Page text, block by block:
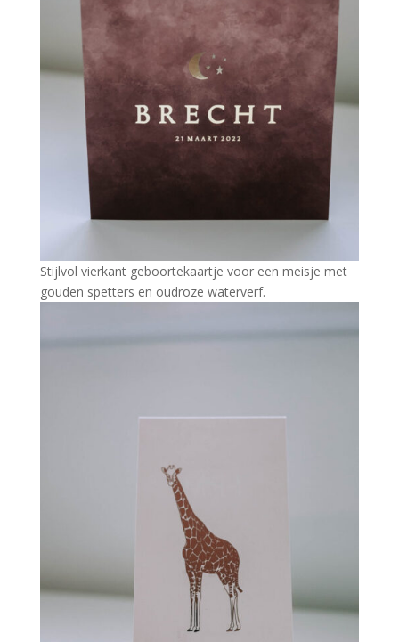
Stijlvol vierkant geboortekaartje voor een meisje met
gouden spetters en oudroze waterverf.